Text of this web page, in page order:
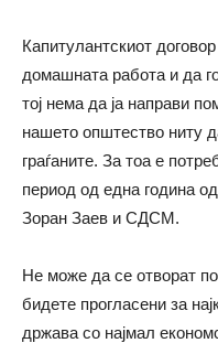
Капитулантскиот
домашната работа и да
тој нема да ја направи
нашето општество ниту
граѓаните. За тоа е
период од една година
Зоран Заев и СДСМ.
Не може да се отворат
бидете прогласени за
држава со најмал